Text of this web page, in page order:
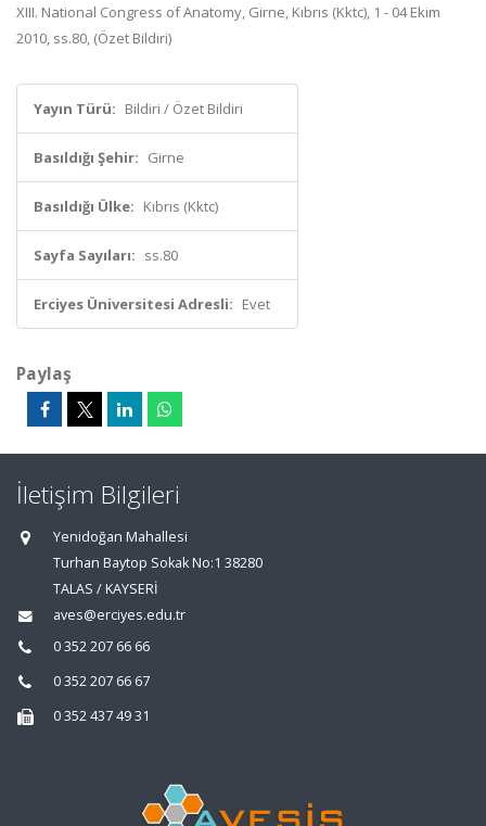
XIII. National Congress of Anatomy, Girne, Kıbrıs (Kktc), 1 - 04 Ekim
2010, ss.80, (Özet Bildiri)
Yayın Türü: Bildiri / Özet Bildiri
Basıldığı Şehir: Girne
Basıldığı Ülke: Kıbrıs (Kktc)
Sayfa Sayıları: ss.80
Erciyes Üniversitesi Adresli: Evet
Paylaş
İletişim Bilgileri
Yenidoğan Mahallesi
Turhan Baytop Sokak No:1 38280
TALAS / KAYSERİ
aves@erciyes.edu.tr
0 352 207 66 66
0 352 207 66 67
0 352 437 49 31